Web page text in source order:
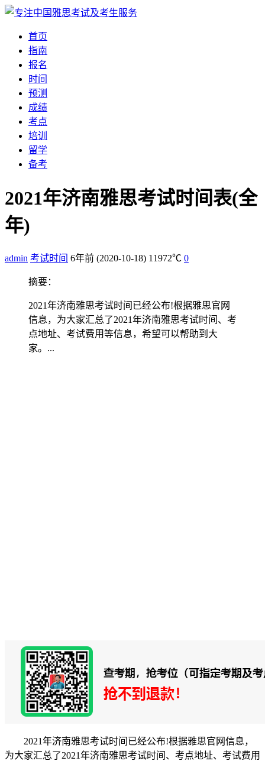
首页
指南
报名
时间
预测
成绩
考点
培训
留学
备考
2021年济南雅思考试时间表(全
年)
admin 考试时间 6年前 (2020-10-18) 11972℃ 0
摘要：
2021年济南雅思考试时间已经公布!根据雅思官网
信息，为大家汇总了2021年济南雅思考试时间、考
点地址、考试费用等信息，希望可以帮助到大
家。...
2021年济南雅思考试时间已经公布!根据雅思官网信息，
为大家汇总了2021年济南雅思考试时间、考点地址、考试费用